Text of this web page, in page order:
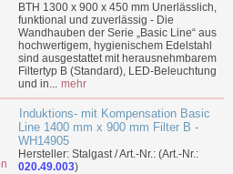
BTH 1300 x 900 x 450 mm Unerlässlich,
funktional und zuverlässig - Die
Wandhauben der Serie „Basic Line“ aus
hochwertigem, hygienischem Edelstahl
sind ausgestattet mit herausnehmbarem
Filtertyp B (Standard), LED-Beleuchtung
und in... mehr
Induktions- mit Kompensation Basic
Line 1400 mm x 900 mm Filter B -
WH14905
Hersteller: Stalgast / Art.-Nr.: (Art.-Nr.:
020.49.003)